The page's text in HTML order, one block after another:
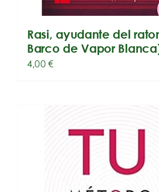
Rasi, ayudante del
Barco de Vapor
4,00€